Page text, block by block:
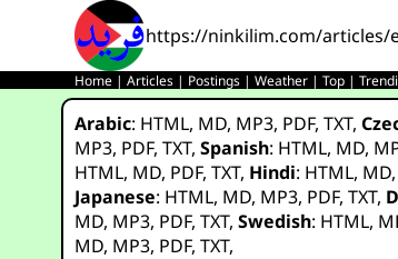
https://ninkilim.com/articles/
Home |Articles | Postings |Weather |Top |
Arabic: HTML, MD, MP3, PDF,TXT,
MP3, PDF,TXT,Spanish: HTML, MD,
HTML, MD, PDF,TXT, Hindi: HTML, MD,
Japanese: HTML, MD, MP3, PDF,TXT,
MD, MP3, PDF,TXT,Swedish: HTML,
MD, MP3, PDF,TXT,